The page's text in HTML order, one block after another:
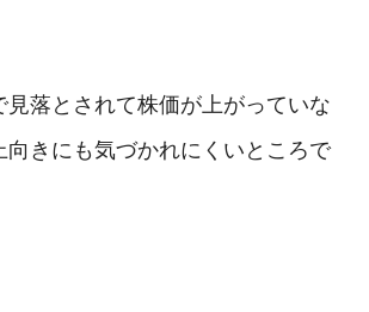
見落とされて株価が上がっていな
向きにも気づかれにくいところで